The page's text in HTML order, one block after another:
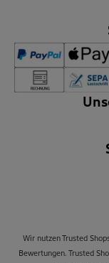
Wir nutzen Trusted
Bewertungen. Trusted